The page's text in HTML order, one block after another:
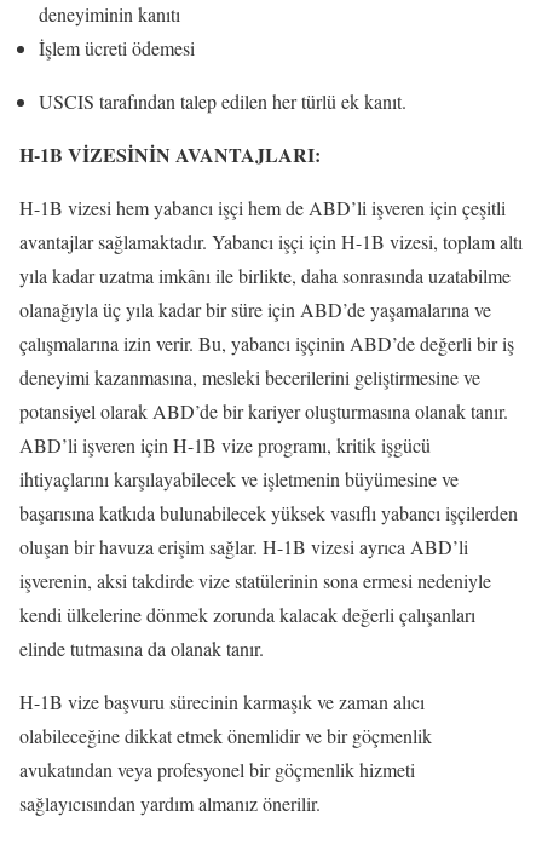
deneyiminin kanıtı
İşlem ücreti ödemesi
USCIS tarafından talep edilen her türlü ek kanıt.
H-1B VİZESİNİN AVANTAJLARI:
H-1B vizesi hem yabancı işçi hem de ABD’li işveren için çeşitli
avantajlar sağlamaktadır. Yabancı işçi için H-1B vizesi, toplam altı
yıla kadar uzatma imkânı ile birlikte, daha sonrasında uzatabilme
olanağıyla üç yıla kadar bir süre için ABD’de yaşamalarına ve
çalışmalarına izin verir. Bu, yabancı işçinin ABD’de değerli bir iş
deneyimi kazanmasına, mesleki becerilerini geliştirmesine ve
potansiyel olarak ABD’de bir kariyer oluşturmasına olanak tanır.
ABD’li işveren için H-1B vize programı, kritik işgücü
ihtiyaçlarını karşılayabilecek ve işletmenin büyümesine ve
başarısına katkıda bulunabilecek yüksek vasıflı yabancı işçilerden
oluşan bir havuza erişim sağlar. H-1B vizesi ayrıca ABD’li
işverenin, aksi takdirde vize statülerinin sona ermesi nedeniyle
kendi ülkelerine dönmek zorunda kalacak değerli çalışanları
elinde tutmasına da olanak tanır.
H-1B vize başvuru sürecinin karmaşık ve zaman alıcı
olabileceğine dikkat etmek önemlidir ve bir göçmenlik
avukatından veya profesyonel bir göçmenlik hizmeti
sağlayıcısından yardım almanız önerilir.